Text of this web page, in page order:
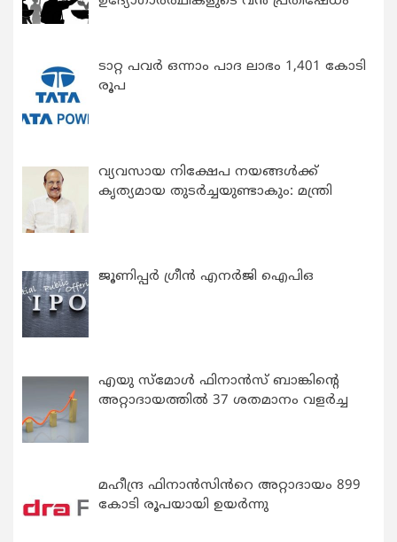
ടാറ്റ പവർ ഒന്നാം പാദ ലാഭം 1,401 കോടി
രൂപ
വ്യവസായ നിക്ഷേപ നയങ്ങള്‍ക്ക്
കൃത്യമായ തുടര്‍ച്ചയുണ്ടാകും: മന്ത്രി
ജൂണിപ്പർ ഗ്രീൻ എനർജി ഐപിഒ
എയു സ്‌മോൾ ഫിനാൻസ് ബാങ്കിന്റെ
അറ്റാദായത്തിൽ 37 ശതമാനം വളർച്ച
മഹീന്ദ്ര ഫിനാൻസിൻറെ അറ്റാദായം 899
കോടി രൂപയായി ഉയർന്നു